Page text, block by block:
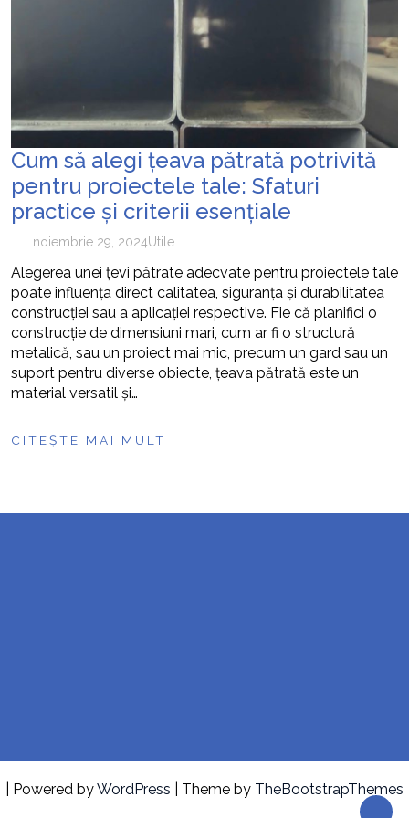
Cum să alegi țeava pătrată potrivită
pentru proiectele tale: Sfaturi
practice și criterii esențiale
noiembrie 29, 2024Utile
Alegerea unei țevi pătrate adecvate pentru proiectele tale
poate influența direct calitatea, siguranța și durabilitatea
construcției sau a aplicației respective. Fie că planifici o
construcție de dimensiuni mari, cum ar fi o structură
metalică, sau un proiect mai mic, precum un gard sau un
suport pentru diverse obiecte, țeava pătrată este un
material versatil și…
CITEȘTE MAI MULT
| Powered byWordPress | Theme by TheBootstrapThemes